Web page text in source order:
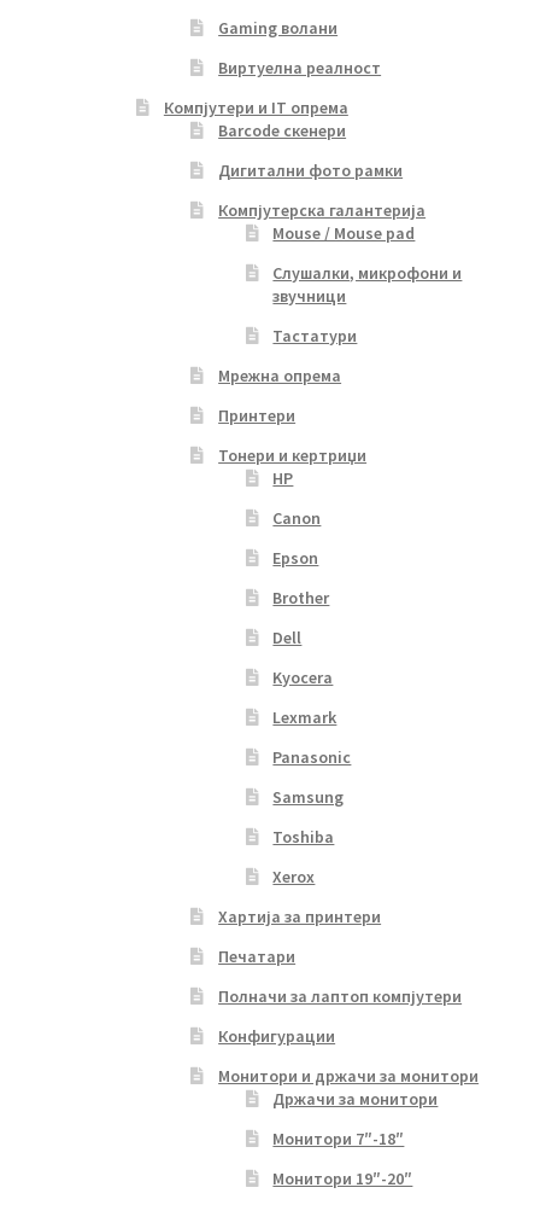
Gaming волани
Виртуелна реалност
Компјутери и IT опрема
Barcode скенери
Дигитални фото рамки
Компјутерска галантерија
Mouse / Mouse pad
Слушалки, микрофони и
звучници
Тастатури
Мрежна опрема
Принтери
Тонери и кертриџи
HP
Canon
Epson
Brother
Dell
Kyocera
Lexmark
Panasonic
Samsung
Toshiba
Xerox
Хартија за принтери
Печатари
Полначи за лаптоп компјутери
Конфигурации
Монитори и држачи за монитори
Држачи за монитори
Монитори 7″-18″
Монитори 19″-20″